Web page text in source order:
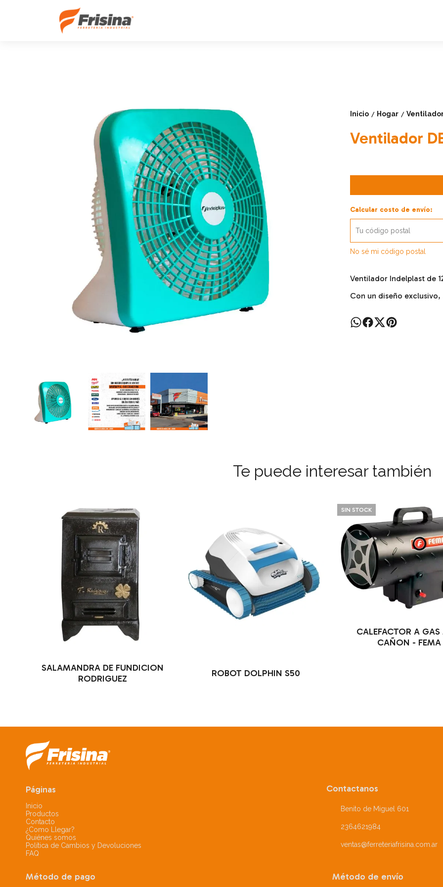
Inicio / Hogar /
Ventilador
Calcular costo de envío:
No sé mi código postal
Ventilador Indelplast de
Con un diseño
Te puede interesar también
SALAMANDRA DE FUNDICION
RODRIGUEZ
ROBOT DOLPHIN S50
SIN STOCK
CALEFACTOR A
CAÑON - FEMA
Páginas
Inicio
Productos
Contacto
¿Como Llegar?
Quiénes somos
Política de Cambios y Devoluciones
FAQ
Contactanos
Benito de Miguel 601
2364621984
ventas@ferreteriafrisina.com.ar
Método de pago Método de envío